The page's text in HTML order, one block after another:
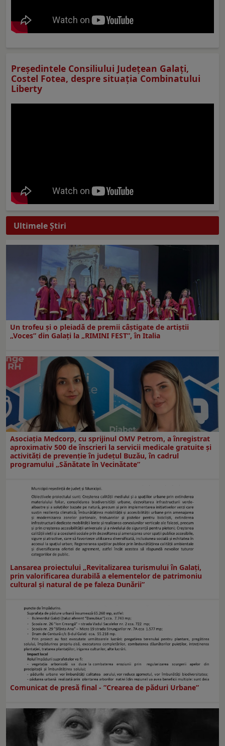
Preşedintele Consiliului Judeţean Galaţi,
Costel Fotea, despre situaţia Combinatului
Liberty
Ultimele Ştiri
Un trofeu şi o pleiadă de premii câştigate de artiştii
„Voces” din Galaţi la „RIMINI FEST”, în Italia
Asociația Medcorp, cu sprijinul OMV Petrom, a înregistrat
aproximativ 500 de înscrieri la servicii medicale gratuite și
activități de prevenție în județul Buzău, în cadrul
programului „Sănătate în Vecinătate”
Lansarea proiectului „Revitalizarea turismului în Galați,
prin valorificarea durabilă a elementelor de patrimoniu
cultural și natural de pe faleza Dunării”
Comunicat de presă final - ”Crearea de păduri Urbane”